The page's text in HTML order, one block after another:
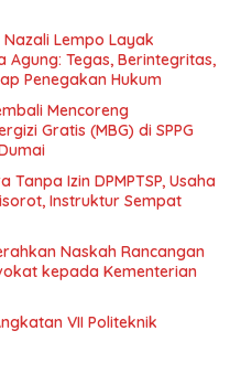
Nazali Lempo Layak
Tegas, Berintegritas,
Penegakan Hukum
Mencoreng
Gratis (MBG) di SPPG
Izin DPMPTSP, Usaha
Instruktur Sempat
Naskah Rancangan
kepada Kementerian
VII Politeknik